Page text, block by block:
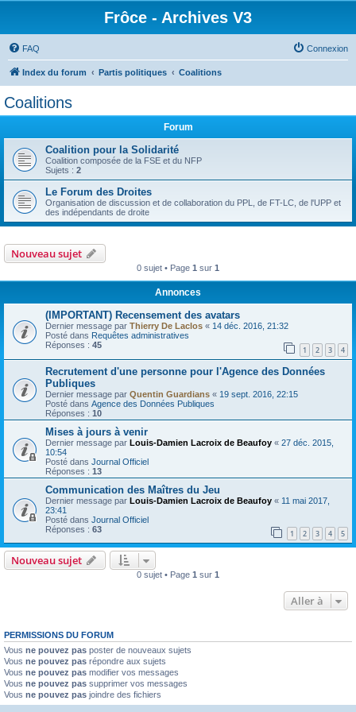
Frôce - Archives V3
FAQ Connexion
Index du forum Partis politiques Coalitions
Coalitions
Forum
Coalition pour la Solidarité
Coalition composée de la FSE et du NFP
Sujets : 2
Le Forum des Droites
Organisation de discussion et de collaboration du PPL, de FT-LC, de l'UPP et
des indépendants de droite
Nouveau sujet
0 sujet • Page 1 sur 1
Annonces
(IMPORTANT) Recensement des avatars
Dernier message par Thierry De Laclos « 14 déc. 2016, 21:32
Posté dans Requêtes administratives
Réponses : 45 1 2 3 4
Recrutement d'une personne pour l'Agence des Données
Publiques
Dernier message par Quentin Guardians « 19 sept. 2016, 22:15
Posté dans Agence des Données Publiques
Réponses : 10
Mises à jours à venir
Dernier message par Louis-Damien Lacroix de Beaufoy « 27 déc. 2015,
10:54
Posté dans Journal Officiel
Réponses : 13
Communication des Maîtres du Jeu
Dernier message par Louis-Damien Lacroix de Beaufoy « 11 mai 2017,
23:41
Posté dans Journal Officiel
Réponses : 63 1 2 3 4 5
Nouveau sujet
0 sujet • Page 1 sur 1
Aller à
PERMISSIONS DU FORUM
Vous ne pouvez pas poster de nouveaux sujets
Vous ne pouvez pas répondre aux sujets
Vous ne pouvez pas modifier vos messages
Vous ne pouvez pas supprimer vos messages
Vous ne pouvez pas joindre des fichiers